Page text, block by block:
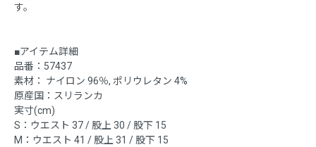
す。
■アイテム詳細
品番：57437
素材： ナイロン 96％, ポリウレタン 4%
原産国：スリランカ
実寸(cm)
S：ウエスト 37 / 股上 30 / 股下 15
M：ウエスト 41 / 股上 31 / 股下 15